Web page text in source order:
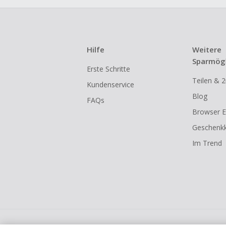
Händlern
gestartet
Hilfe
Erste Schritte
Kundenservice
FAQs
Weitere
Teilen &
Blog
Browser
Im Trend